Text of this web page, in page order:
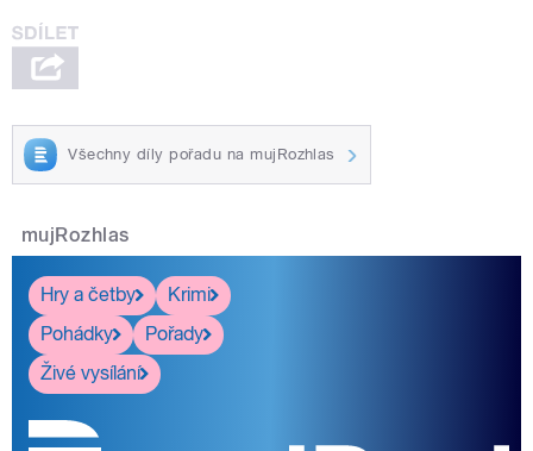
Všechny díly pořadu na mujRozhlas
mujRozhlas
Hry a četby
Krimi
Pohádky
Pořady
Živé vysílání